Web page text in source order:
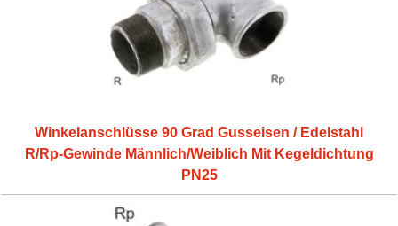
Winkelanschlüsse 90 Grad Gusseisen / Edelstahl
R/Rp-Gewinde Männlich/Weiblich Mit Kegeldichtung
PN25